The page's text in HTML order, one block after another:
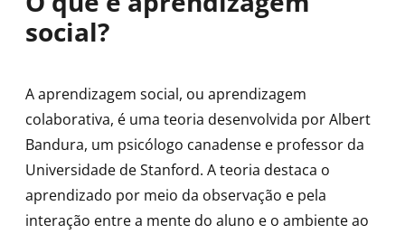
social?
A aprendizagem social, ou aprendizagem
colaborativa, é uma teoria desenvolvida por Albert
Bandura, um psicólogo canadense e professor da
Universidade de Stanford. A teoria destaca o
aprendizado por meio da observação e pela
interação entre a mente do aluno e o ambiente ao